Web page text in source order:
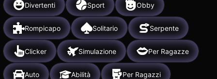
Divertenti Sport Obby
Rompicapo Solitario Serpente
Clicker Simulazione Per Ragazze
Auto Abilità Per Ragazzi